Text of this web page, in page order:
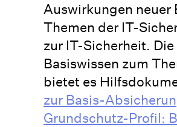
Auswirkungen
Themen der IT-
zur IT-Sicherheit.
Basiswissen zum
bietet es
zur Basis-
Grundschutz-Profil: